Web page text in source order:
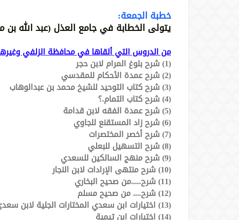
خطبة الجمعة:
يتولى الخطابة في جامع العذل (عبد الله بن
من الدروس التي ألقاها في محافظة الزلفي
(1) شرح بلوغ المرام لابن حجر
(2) شرح عمدة الأحكام للمقدسي
(3) شرح كتاب التوحيد للشيخ محمد بن عبدالوهاب
(4) شرح كتاب التمام.؟
(5) شرح عمدة الفقه لابن قدامة
(6) شرح زاد المستقنع للجاوي
(7) شرح أخصر المختصرات
(8) شرح التسهيل للبعلي
(9) شرح منهج السالكين للسعدي
(10) شرح منتهى الإرادات لابن النجار
(11) شرح.....من صحيح البخاري
(12) شرح.... من صحيح مسلم
(13) اختيارات ابن سعدي المختارات الجلية لابن سعدي
(14) اختيارات ابن تيمية